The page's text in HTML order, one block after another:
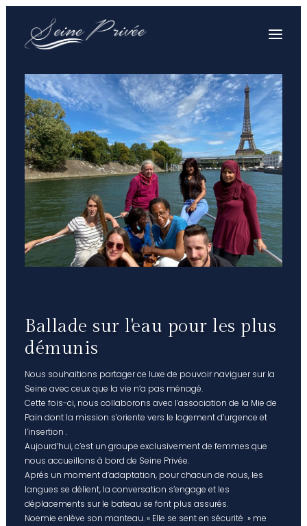
VOTRE CROISIÈRE
VOTRE BATEAU PRIVÉ
PRESTATIONS & TARIFS
SOUVENIRS
VOS QUESTIONS
CONTACT
Ballade sur l'eau pour les plus
démunis
Nous souhaitions partager ce luxe de pouvoir naviguer sur la
Seine avec ceux que la vie n’a pas ménagé.
Cette fois-ci, nous collaborons avec l’association de la Mie de
Pain dont la mission s’oriente vers le logement d’urgence et
l’insertion .
Aujourd’hui, c’est un groupe exclusivement de femmes que
nous accueillons à bord de Seine Privée.
Aprés un moment d’adaptation, pour chacun de nous, les
langues se délient, la conversation s’engage et les
déplacements sur le bateau se font plus assurés.
Noemie enlève son manteau. « Elle se sent en sécurité » me